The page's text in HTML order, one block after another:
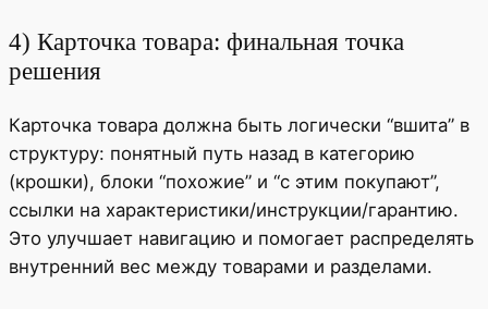
4) Карточка товара: финальная точка
решения
Карточка товара должна быть логически “вшита” в
структуру: понятный путь назад в категорию
(крошки), блоки “похожие” и “с этим покупают”,
ссылки на характеристики/инструкции/гарантию.
Это улучшает навигацию и помогает распределять
внутренний вес между товарами и разделами.